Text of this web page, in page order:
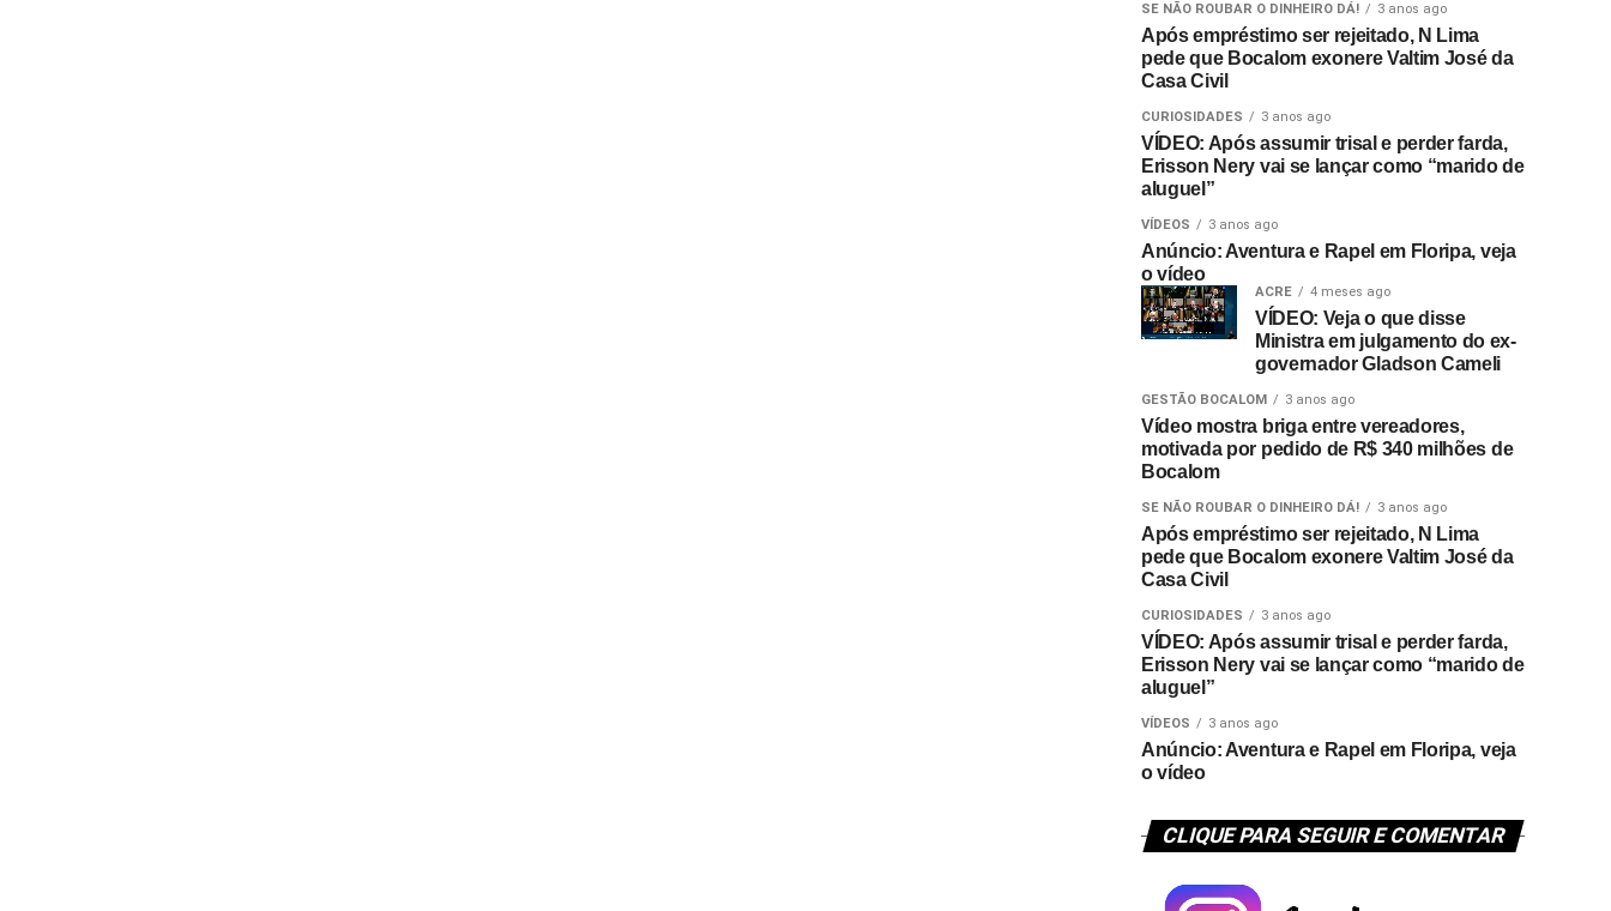
SE NÃO ROUBAR O DINHEIRO DÁ! 3 anos ago
Após empréstimo ser rejeitado, N Lima
pede que Bocalom exonere Valtim José da
Casa Civil
CURIOSIDADES 3 anos ago
VÍDEO: Após assumir trisal e perder farda,
Erisson Nery vai se lançar como “marido de
aluguel”
VÍDEOS 3 anos ago
Anúncio: Aventura e Rapel em Floripa, veja
o vídeo
ACRE 4 meses ago
VÍDEO: Veja o que disse
Ministra em julgamento do ex-
governador Gladson Cameli
GESTÃO BOCALOM 3 anos ago
Vídeo mostra briga entre vereadores,
motivada por pedido de R$ 340 milhões de
Bocalom
SE NÃO ROUBAR O DINHEIRO DÁ! 3 anos ago
Após empréstimo ser rejeitado, N Lima
pede que Bocalom exonere Valtim José da
Casa Civil
CURIOSIDADES 3 anos ago
VÍDEO: Após assumir trisal e perder farda,
Erisson Nery vai se lançar como “marido de
aluguel”
VÍDEOS 3 anos ago
Anúncio: Aventura e Rapel em Floripa, veja
o vídeo
CLIQUE PARA SEGUIR E COMENTAR